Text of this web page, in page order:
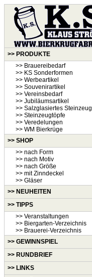
>> PRODUKTE
>> Brauereibedarf
>> KS Sonderformen
>> Werbeartikel
>> Souvenirartikel
>> Vereinsbedarf
>> Jubiläumsartikel
>> Salzglasiertes Steinzeug
>> Steinzeugtöpfe
>> Veredelungen
>> WM Bierkrüge
>> SHOP
>> nach Form
>> nach Motiv
>> nach Größe
>> mit Zinndeckel
>> Gläser
>> NEUHEITEN
>> TIPPS
>> Veranstaltungen
>> Biergarten-Verzeichnis
>> Brauerei-Verzeichnis
>> GEWINNSPIEL
>> RUNDBRIEF
>> LINKS